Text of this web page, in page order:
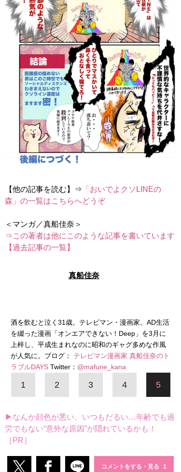
【他の記事を読む】⇒ 「おいでよクソLINEの
森」の一覧はこちらへどうぞ
⇒この著者は他にこのような記事を書いています
【過去記事の一覧】
真船佳奈
酒を飲むと泣く31歳。テレビマン・漫画家。AD生活
を綴った漫画「オンエアできない！Deep」を3月に
上梓し、平成生まれなのに昭和のギャグ多めな作風
が人気に。ブログ：
テレビマン漫画家 真船佳奈のト
ラブルDAYS Twitter： @mafune_kana
1 2 3 4 5
▶なんか顔色が悪い、いつもだるい…年齢でも過
労でもない“意外な原因”が隠れているかも！
［PR］
コメントをする・見る